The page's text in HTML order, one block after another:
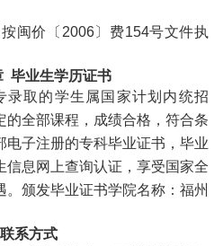
闽价〔2006〕费154号文件执
毕业生学历证书
录取的学生属国家计划内统招
的全部课程，成绩合格，符合条
电子注册的专科毕业证书，毕业
信息网上查询认证，享受国家全
。颁发毕业证书学院名称：福州
系方式